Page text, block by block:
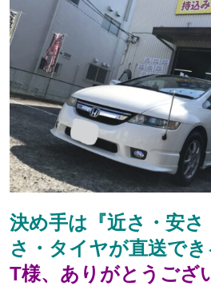
決め手は『近さ・安さ
さ・タイヤが直送で
T様、ありがとうござ